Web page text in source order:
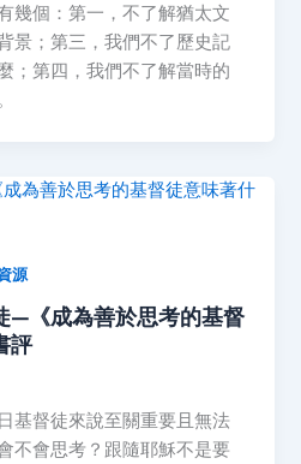
幾個：第一，不了解猶太文
景；第三，我們不了歷史記
；第四，我們不了解當時的
源
—《成為善於思考的基督
評
基督徒來說至關重要且無法
不會思考？跟隨耶穌不是要